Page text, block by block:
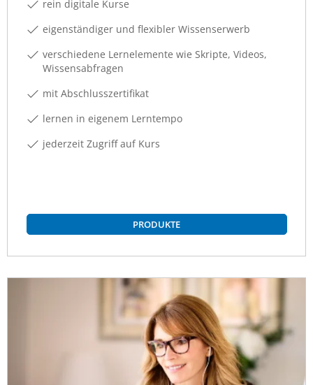
rein digitale Kurse
eigenständiger und flexibler Wissenserwerb
verschiedene Lernelemente wie Skripte, Videos,
Wissensabfragen
mit Abschlusszertifikat
lernen in eigenem Lerntempo
jederzeit Zugriff auf Kurs
PRODUKTE